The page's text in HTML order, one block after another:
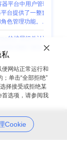
平台中用户管理
台提供了一整套
色管理功能。该
增删改查以及角
与解除绑定等
的扩展组件认证
的形式随扩展组件
网站正常运行和
单击“全部拒绝”
择接受或拒绝某
选项，请参阅我
Cookie